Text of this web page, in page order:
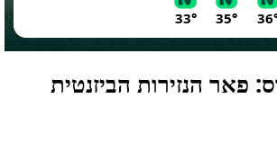
35°
33°
: פאר הנזירות הביזנטית